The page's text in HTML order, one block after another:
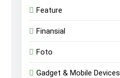
Feature
Finansial
Foto
Gadget & Mobile Devices